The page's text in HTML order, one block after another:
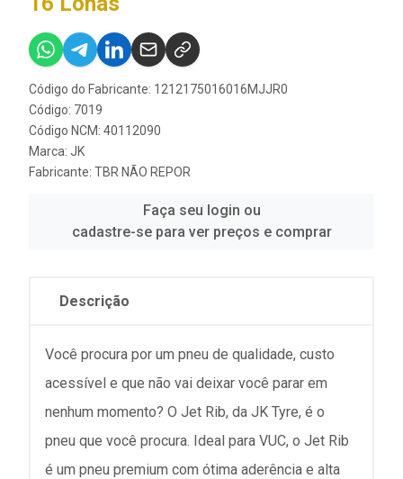
Código do Fabricante: 1212175016016MJJR0
Código: 7019
Código NCM: 40112090
Marca: JK
Fabricante: TBR NÃO REPOR
Faça seu login ou
cadastre-se para ver preços e comprar
Descrição
Você procura por um pneu de qualidade, custo
acessível e que não vai deixar você parar em
nenhum momento? O Jet Rib, da JK Tyre, é o
pneu que você procura. Ideal para VUC, o Jet Rib
é um pneu premium com ótima aderência e alta